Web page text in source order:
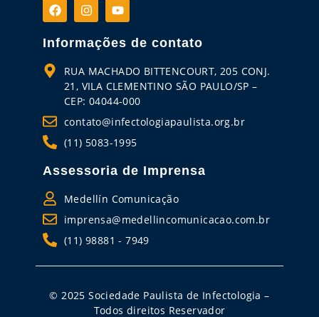
Informações de contato
RUA MACHADO BITTENCOURT, 205 CONJ.
21, VILA CLEMENTINO SÃO PAULO/SP –
CEP: 04044-000
contato@infectologiapaulista.org.br
(11) 5083-1995
Assessoria de Imprensa
Medellín Comunicação
imprensa@medellincomunicacao.com.br
(11) 98881 - 7949
© 2025 Sociedade Paulista de Infectologia –
Todos direitos Reservador